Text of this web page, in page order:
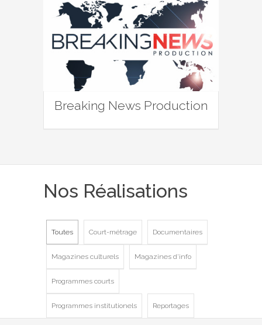
Breaking News Production
Nos Réalisations
Toutes Court-métrage Documentaires
Magazines culturels Magazines d'info
Programmes courts
Programmes institutionels Reportages